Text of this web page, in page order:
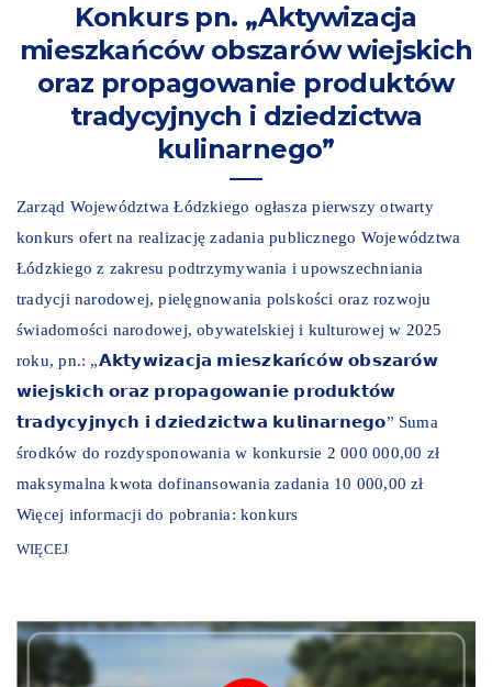
Konkurs pn. „Aktywizacja
mieszkańców obszarów wiejskich
oraz propagowanie produktów
tradycyjnych i dziedzictwa
kulinarnego”
Zarząd Województwa Łódzkiego ogłasza pierwszy otwarty
konkurs ofert na realizację zadania publicznego Województwa
Łódzkiego z zakresu podtrzymywania i upowszechniania
tradycji narodowej, pielęgnowania polskości oraz rozwoju
świadomości narodowej, obywatelskiej i kulturowej w 2025
roku, pn.: „𝗔𝗸𝘁𝘆𝘄𝗶𝘇𝗮𝗰𝗷𝗮 𝗺𝗶𝗲𝘀𝘇𝗸𝗮𝗻́𝗰𝗼́𝘄 𝗼𝗯𝘀𝘇𝗮𝗿𝗼́𝘄
𝘄𝗶𝗲𝗷𝘀𝗸𝗶𝗰𝗵 𝗼𝗿𝗮𝘇 𝗽𝗿𝗼𝗽𝗮𝗴𝗼𝘄𝗮𝗻𝗶𝗲 𝗽𝗿𝗼𝗱𝘂𝗸𝘁𝗼́𝘄
𝘁𝗿𝗮𝗱𝘆𝗰𝘆𝗷𝗻𝘆𝗰𝗵 𝗶 𝗱𝘇𝗶𝗲𝗱𝘇𝗶𝗰𝘁𝘄𝗮 𝗸𝘂𝗹𝗶𝗻𝗮𝗿𝗻𝗲𝗴𝗼” Suma
środków do rozdysponowania w konkursie 2 000 000,00 zł
maksymalna kwota dofinansowania zadania 10 000,00 zł
Więcej informacji do pobrania: konkurs
WIĘCEJ